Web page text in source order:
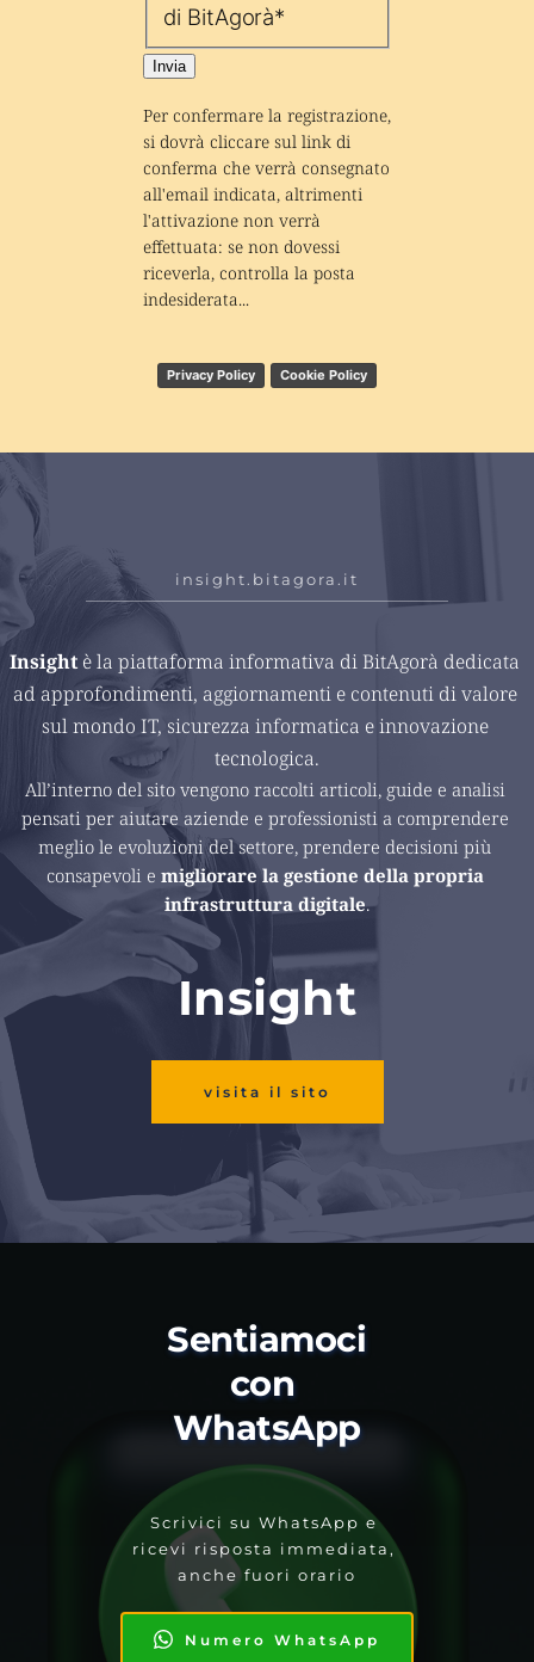
di BitAgorà*
Invia
Per confermare la registrazione,
si dovrà cliccare sul link di
conferma che verrà consegnato
all'email indicata, altrimenti
l'attivazione non verrà
effettuata: se non dovessi
riceverla, controlla la posta
indesiderata...
Privacy Policy Cookie Policy
insight.bitagora.it
Insight è la piattaforma informativa di BitAgorà dedicata
ad approfondimenti, aggiornamenti e contenuti di valore
sul mondo IT, sicurezza informatica e innovazione
tecnologica.
All’interno del sito vengono raccolti articoli, guide e analisi
pensati per aiutare aziende e professionisti a comprendere
meglio le evoluzioni del settore, prendere decisioni più
consapevoli e migliorare la gestione della propria
infrastruttura digitale.
Insight
visita il sito
Sentiamoci
con
WhatsApp
Scrivici su WhatsApp e
ricevi risposta immediata,
anche fuori orario
Numero WhatsApp